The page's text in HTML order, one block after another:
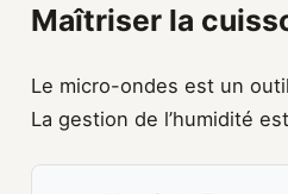
Maîtriser la
Le micro-ondes est un
La gestion de l’humidité